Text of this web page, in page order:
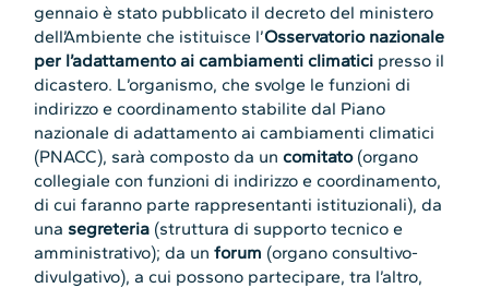
gennaio è stato pubblicato il decreto del ministero
dell’Ambiente che istituisce l’Osservatorio nazionale
per l’adattamento ai cambiamenti climatici presso il
dicastero. L’organismo, che svolge le funzioni di
indirizzo e coordinamento stabilite dal Piano
nazionale di adattamento ai cambiamenti climatici
(PNACC), sarà composto da uncomitato(organo
collegiale con funzioni di indirizzo e coordinamento,
di cui faranno parte rappresentanti istituzionali), da
una segreteria (struttura di supporto tecnico e
amministrativo); da unforum (organo consultivo-
divulgativo), a cui possono partecipare, tra l’altro,